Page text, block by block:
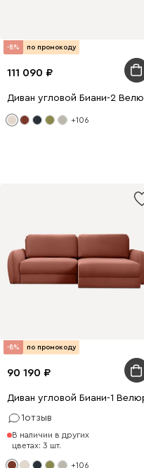
-8% по промокоду
111 090
Диван угловой Биани-2
+106
-8% по промокоду
90 190
Диван угловой Биани-1
1отзыв
В наличии в других
цветах: 3 шт.
+106